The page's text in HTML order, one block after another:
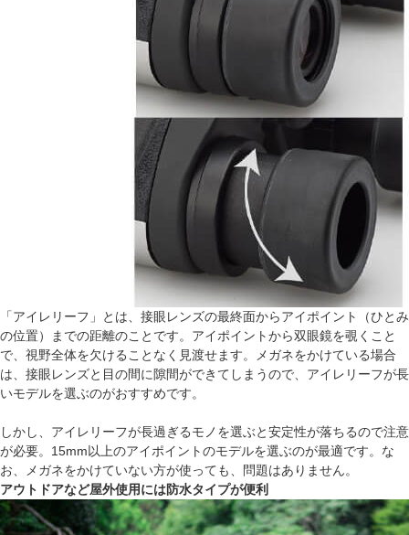
「アイレリーフ」とは、接眼レンズの最終面からアイポイント（ひとみ
の位置）までの距離のことです。アイポイントから双眼鏡を覗くこと
で、視野全体を欠けることなく見渡せます。メガネをかけている場合
は、接眼レンズと目の間に隙間ができてしまうので、アイレリーフが長
いモデルを選ぶのがおすすめです。
しかし、アイレリーフが長過ぎるモノを選ぶと安定性が落ちるので注意
が必要。15mm以上のアイポイントのモデルを選ぶのが最適です。な
お、メガネをかけていない方が使っても、問題はありません。
アウトドアなど屋外使用には防水タイプが便利